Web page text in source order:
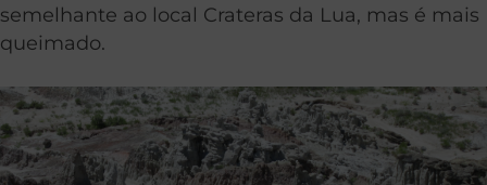
semelhante ao local Crateras da Lua, mas é mais
queimado.